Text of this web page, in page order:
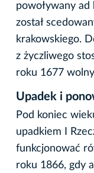
powoływany
został
krakowskiego.
z życzliwego
roku 1677
Upadek i
Pod koniec
upadkiem I
funkcjonować
roku 1866, gdy